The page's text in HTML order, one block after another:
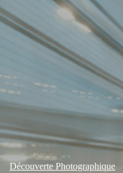
Découverte Photographique